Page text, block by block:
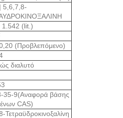
5,6,7,8-
1.542 (lit.)
(Προβλεπόμενο)
διαλυτό
35-9(Αναφορά βάσης
CAS)
Τετραϋδροκινοξαλίνη